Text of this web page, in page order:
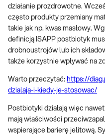
działanie prozdrowotne.
często produkty przemiany
takie jak np. kwas masłowy.
definicją ISAPP postbiotyk
drobnoustrojów lub ich
także korzystnie wpływać na
Warto przeczytać: https://
dzialaja-i-kiedy-je-stosowac/
Postbiotyki działają więc
mają właściwości
wspierające barierę jelitową.